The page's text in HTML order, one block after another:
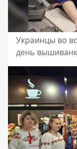
Украинцы во
день